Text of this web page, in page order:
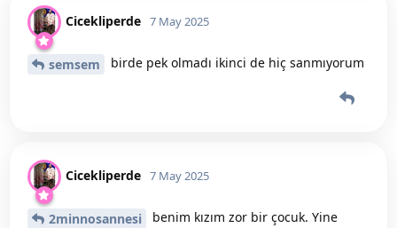
Cicekliperde 7 May 2025
semsem birde pek olmadı ikinci de hiç sanmıyorum
Cicekliperde 7 May 2025
2minnosannesi
benim kızım zor bir çocuk. Yine